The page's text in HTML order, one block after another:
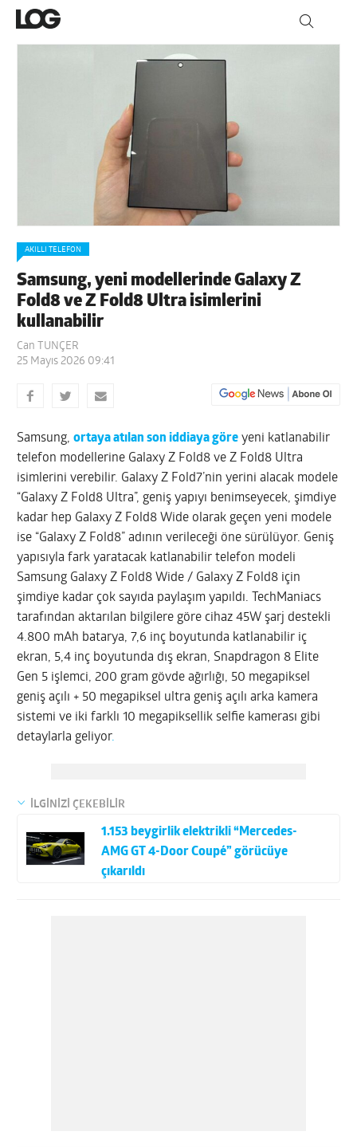
AKILLI TELEFON
Samsung, yeni modellerinde Galaxy Z
Fold8 ve Z Fold8 Ultra isimlerini
kullanabilir
Can TUNÇER
25 Mayıs 2026 09:41
Samsung,ortaya atılan son iddiaya göre yeni katlanabilir
telefon modellerine Galaxy Z Fold8 ve Z Fold8 Ultra
isimlerini verebilir. Galaxy Z Fold7’nin yerini alacak modele
“Galaxy Z Fold8 Ultra”, geniş yapıyı benimseyecek, şimdiye
kadar hep Galaxy Z Fold8 Wide olarak geçen yeni modele
ise “Galaxy Z Fold8” adının verileceği öne sürülüyor. Geniş
yapısıyla fark yaratacak katlanabilir telefon modeli
Samsung Galaxy Z Fold8 Wide / Galaxy Z Fold8 için
şimdiye kadar çok sayıda paylaşım yapıldı. TechManiacs
tarafından aktarılan bilgilere göre cihaz 45W şarj destekli
4.800 mAh batarya, 7,6 inç boyutunda katlanabilir iç
ekran, 5,4 inç boyutunda dış ekran, Snapdragon 8 Elite
Gen 5 işlemci, 200 gram gövde ağırlığı, 50 megapiksel
geniş açılı + 50 megapiksel ultra geniş açılı arka kamera
sistemi ve iki farklı 10 megapiksellik selfie kamerası gibi
detaylarla geliyor.
İLGİNİZİ ÇEKEBİLİR
1.153 beygirlik elektrikli “Mercedes-
AMG GT 4-Door Coupé” görücüye
çıkarıldı